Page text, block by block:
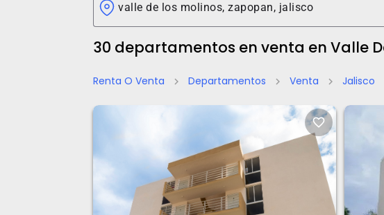
30 departamentos en venta en Valle
Renta O Venta chevron_right Departamentos chevron_right Venta chevron_right Jalisco
favorite_border